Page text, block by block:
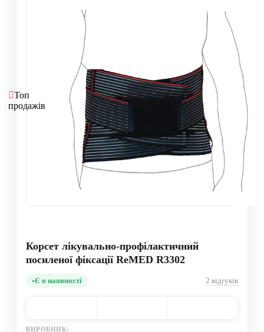
Топ
продажів
Корсет лікувально-профілактичний
посиленої фіксації ReMED R3302
Є в наявності 2 відгуків
ВИРОБНИК: